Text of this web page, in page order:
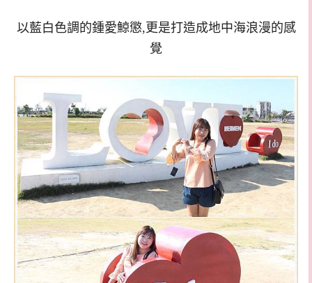
以藍白色調的鍾愛鯨懲,更是打造成地中海浪漫的感
覺